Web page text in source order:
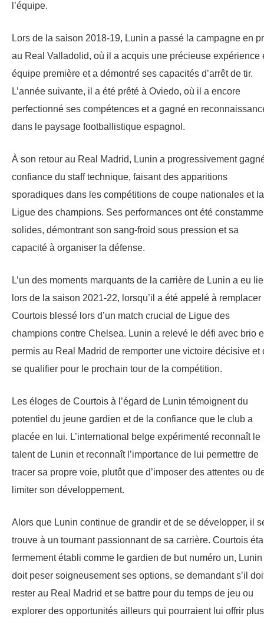
l’équipe.
Lors de la saison 2018-19, Lunin a passé la campagne en
au Real Valladolid, où il a acquis une précieuse expérience
équipe première et a démontré ses capacités d’arrêt de tir.
L’année suivante, il a été prêté à Oviedo, où il a encore
perfectionné ses compétences et a gagné en
dans le paysage footballistique espagnol.
À son retour au Real Madrid, Lunin a progressivement
confiance du staff technique, faisant des apparitions
sporadiques dans les compétitions de coupe nationales et la
Ligue des champions. Ses performances ont été
solides, démontrant son sang-froid sous pression et sa
capacité à organiser la défense.
L’un des moments marquants de la carrière de Lunin a eu
lors de la saison 2021-22, lorsqu’il a été appelé à remplacer
Courtois blessé lors d’un match crucial de Ligue des
champions contre Chelsea. Lunin a relevé le défi avec brio
permis au Real Madrid de remporter une victoire décisive et
se qualifier pour le prochain tour de la compétition.
Les éloges de Courtois à l’égard de Lunin témoignent du
potentiel du jeune gardien et de la confiance que le club a
placée en lui. L’international belge expérimenté reconnaît le
talent de Lunin et reconnaît l’importance de lui permettre de
tracer sa propre voie, plutôt que d’imposer des attentes ou
limiter son développement.
Alors que Lunin continue de grandir et de se développer, il
trouve à un tournant passionnant de sa carrière. Courtois
fermement établi comme le gardien de but numéro un, Lunin
doit peser soigneusement ses options, se demandant s’il
rester au Real Madrid et se battre pour du temps de jeu ou
explorer des opportunités ailleurs qui pourraient lui offrir plus